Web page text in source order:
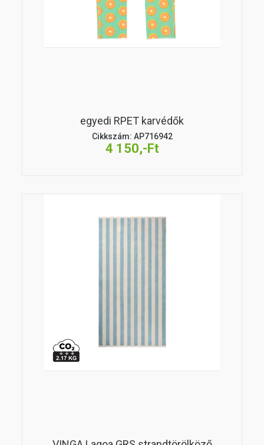
egyedi RPET karvédők
Cikkszám: AP716942
4 150,-Ft